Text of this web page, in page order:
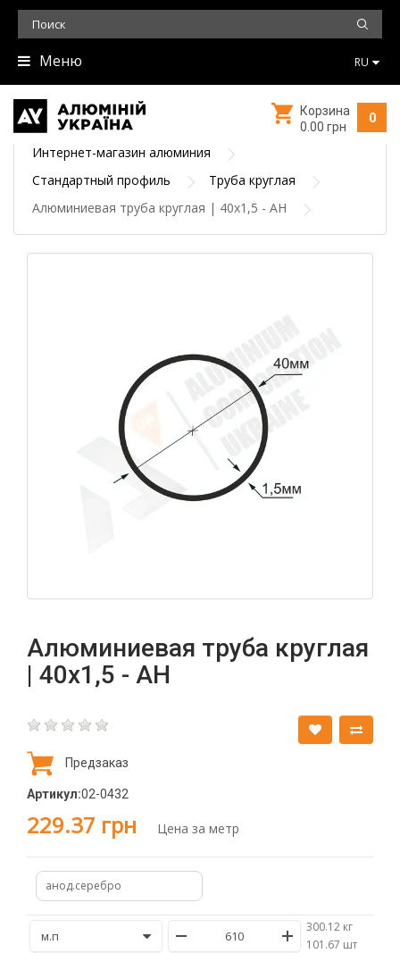
Меню RU
0
Корзина
0.00 грн
Интернет-магазин алюминия
Стандартный профиль
Труба круглая
Алюминиевая труба круглая | 40х1,5 - АН
Алюминиевая труба круглая
| 40х1,5 - АН
Предзаказ
Артикул:02-0432
229.37 грн Цена за метр
анод.серебро
300.12 кг
/101.67 шт